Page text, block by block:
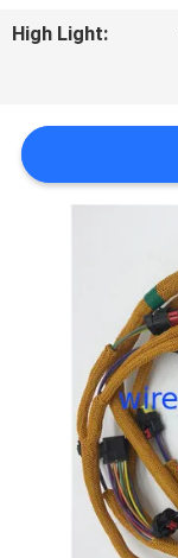
SITEMAP
POLICY
High Light: